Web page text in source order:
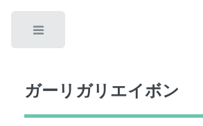
ガーリガリエイボン